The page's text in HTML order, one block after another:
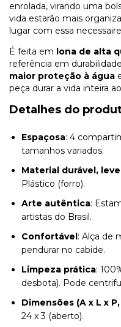
enrolada, virando uma
vida estarão mais
lugar com essa
É feita em lona de alta
referência em
maior proteção à água
peça durar a vida inteira
Detalhes do
Espaçosa: 4
tamanhos variados.
Material durável,
Plástico (forro).
Arte autêntica:
artistas do Brasil.
Confortável : Alça de
pendurar no cabide.
Limpeza prática:
desbota). Pode
Dimensões (A x L x
24 x 3 (aberto).